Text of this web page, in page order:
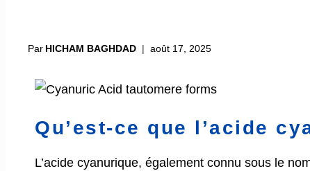
Par HICHAM BAGHDAD août 17, 2025
Qu’est-ce que l’acide
L’acide cyanurique, également connu sous le